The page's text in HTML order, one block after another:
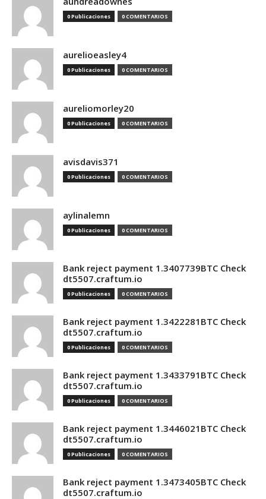
0 Publicaciones 0 COMENTARIOS
aurelioeasley4
0 Publicaciones 0 COMENTARIOS
aureliomorley20
0 Publicaciones 0 COMENTARIOS
avisdavis371
0 Publicaciones 0 COMENTARIOS
aylinalemn
0 Publicaciones 0 COMENTARIOS
Bank reject payment 1.3407739BTC Check
dt5507.craftum.io
0 Publicaciones 0 COMENTARIOS
Bank reject payment 1.3422281BTC Check
dt5507.craftum.io
0 Publicaciones 0 COMENTARIOS
Bank reject payment 1.3433791BTC Check
dt5507.craftum.io
0 Publicaciones 0 COMENTARIOS
Bank reject payment 1.3446021BTC Check
dt5507.craftum.io
0 Publicaciones 0 COMENTARIOS
Bank reject payment 1.3473405BTC Check
dt5507.craftum.io